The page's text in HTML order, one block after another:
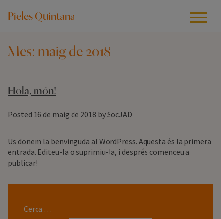
Pieles Quintana
Mes: maig de 2018
Hola, món!
Posted 16 de maig de 2018 bySocJAD
Us donem la benvinguda al WordPress. Aquesta és la primera
entrada. Editeu-la o suprimiu-la, i després comenceu a
publicar!
Cerca: